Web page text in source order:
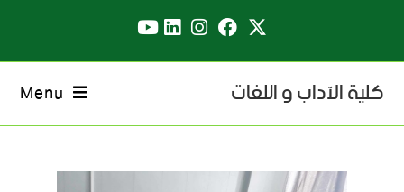
كلية الآداب و اللغات Menu